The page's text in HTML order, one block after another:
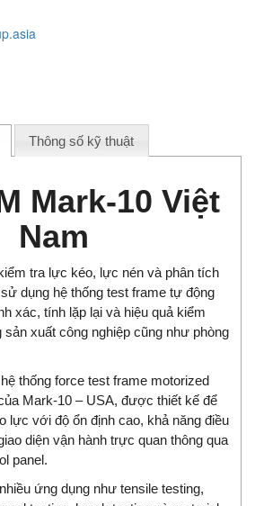
Thông số kỹ thuật
Mark-10 Việt
Nam
tra lực kéo, lực nén và phân tích
dụng hệ thống test frame tự động
xác, tính lặp lại và hiệu quả kiểm
xuất công nghiệp cũng như phòng
thống force test frame motorized
Mark-10 – USA, được thiết kế để
lực với độ ổn định cao, khả năng điều
diện vận hành trực quan thông qua
panel.
ứng dụng như tensile testing,